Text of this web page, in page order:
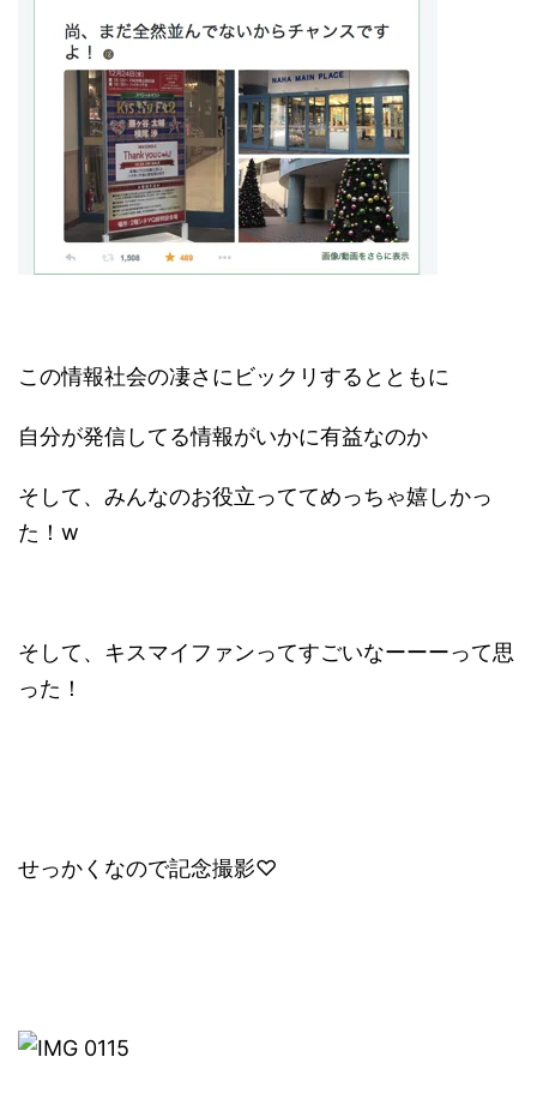
この情報社会の凄さにビックリするとともに
自分が発信してる情報がいかに有益なのか
そして、みんなのお役立っててめっちゃ嬉しかっ
た！w
そして、キスマイファンってすごいなーーーって思
った！
せっかくなので記念撮影♡